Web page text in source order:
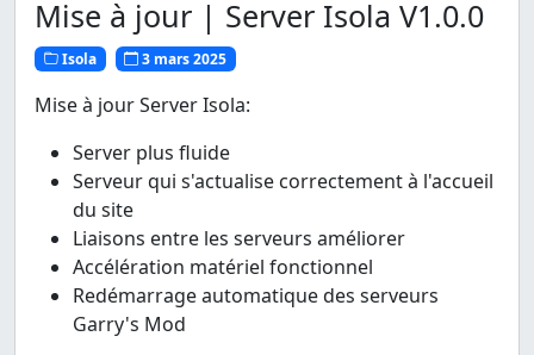
Mise à jour | Server Isola V1.0.0
Isola 3 mars 2025
Mise à jour Server Isola:
Server plus fluide
Serveur qui s'actualise correctement à l'accueil
du site
Liaisons entre les serveurs améliorer
Accélération matériel fonctionnel
Redémarrage automatique des serveurs
Garry's Mod